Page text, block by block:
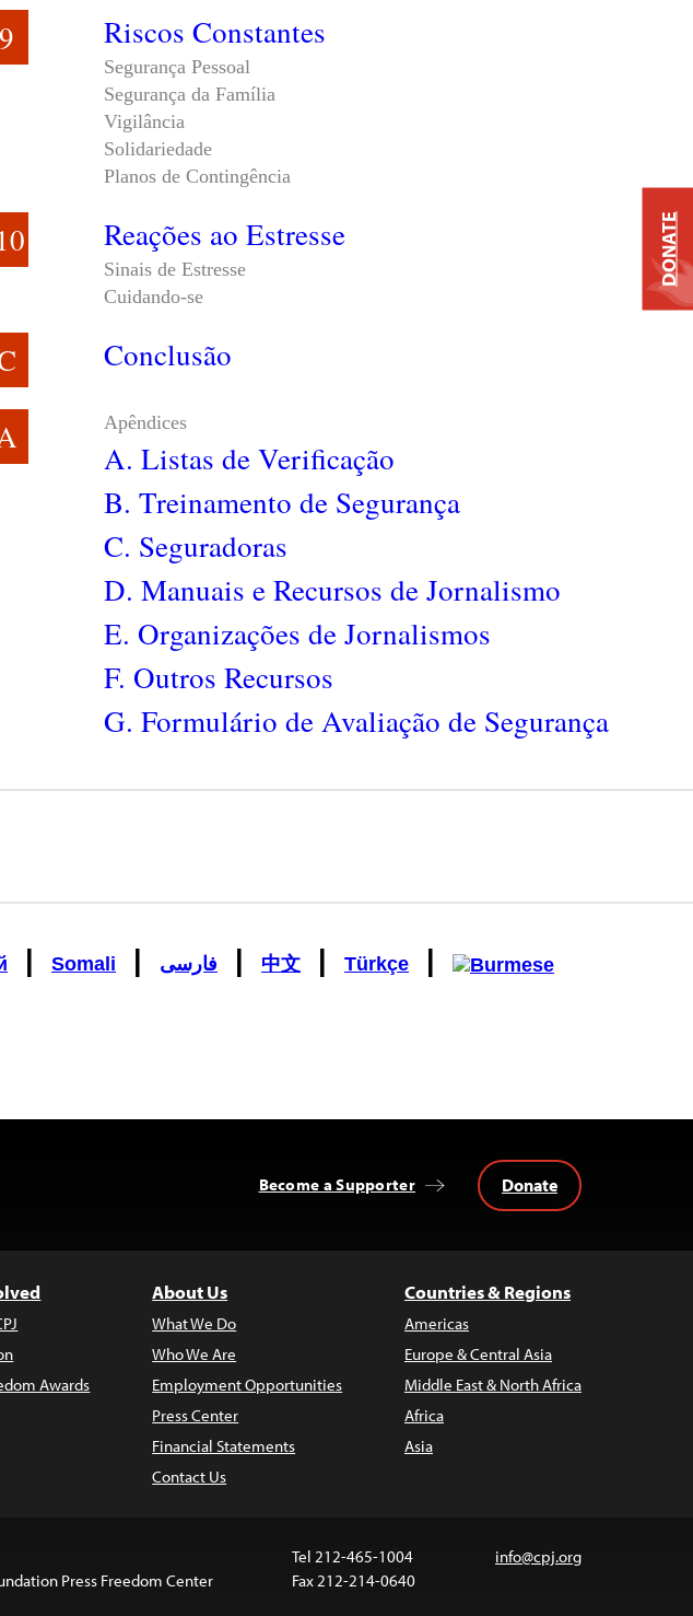
9 Riscos Constantes
Segurança Pessoal
Segurança da Família
Vigilância
Solidariedade
Planos de Contingência
Reações ao Estresse
Sinais de Estresse
Cuidando-se
Conclusão
Apêndices
A. Listas de Verificação
B. Treinamento de Segurança
C. Seguradoras
D. Manuais e Recursos de Jornalismo
E. Organizações de Jornalismos
F. Outros Recursos
G. Formulário de Avaliação de Segurança
Somali فارسی 中文 Türkçe
Become a Supporter Donate
Awards
About Us
What We Do
Who We Are
Employment Opportunities
Press Center
Financial Statements
Contact Us
Countries & Regions
Americas
Europe & Central Asia
Middle East & North Africa
Africa
Asia
Press Freedom Center
Tel 212-465-1004
Fax 212-214-0640
info@cpj.org
DONATE